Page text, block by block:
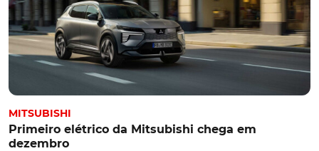
MITSUBISHI
Primeiro elétrico da Mitsubishi chega em
dezembro